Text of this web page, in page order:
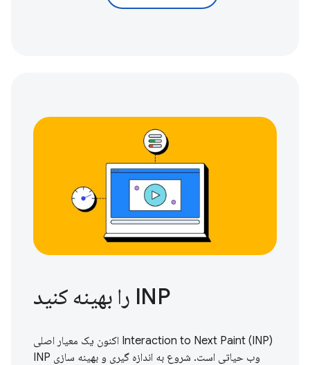
INP را بهینه کنید
Interaction to Next Paint (INP) اکنون یک معیار اصلی
وب حیاتی است. شروع به اندازه گیری و بهینه سازی INP